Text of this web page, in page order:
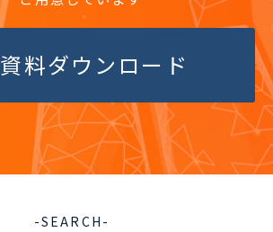
資料ダウンロード
-SEARCH-